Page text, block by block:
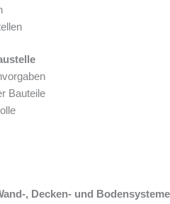
Bauteile
, Decken- und Bodensysteme